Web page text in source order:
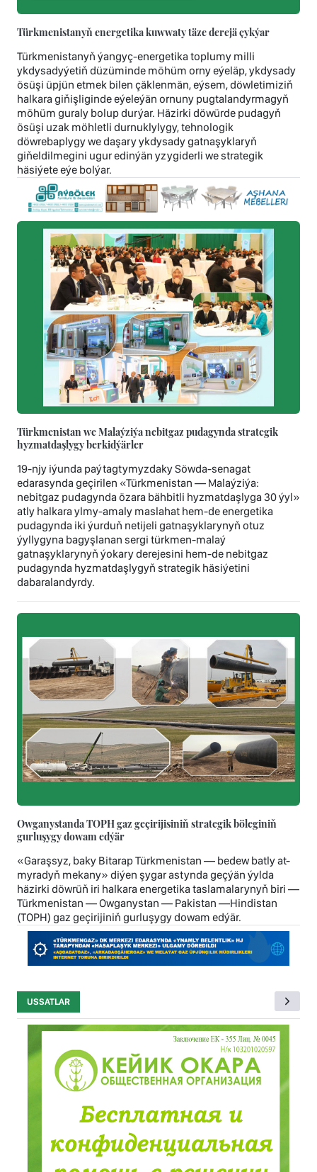
Türkmenistanyň energetika kuwwaty täze derejä çykýar
Türkmenistanyň ýangyç-energetika toplumy milli
ykdysadyýetiň düzüminde möhüm orny eýeläp, ykdysady
ösüşi üpjün etmek bilen çäklenmän, eýsem, döwletimiziň
halkara giňişliginde eýeleýän ornuny pugtalandyrmagyň
möhüm guraly bolup durýar. Häzirki döwürde pudagyň
ösüşi uzak möhletli durnuklylygy, tehnologik
döwrebaplygy we daşary ykdysady gatnaşyklaryň
giňeldilmegini ugur edinýän yzygiderli we strategik
häsiýete eýe bolýar.
Türkmenistan we Malaýziýa nebitgaz pudagynda strategik
hyzmatdaşlygy berkidýärler
19-njy iýunda paýtagtymyzdaky Söwda-senagat
edarasynda geçirilen «Türkmenistan — Malaýziýa:
nebitgaz pudagynda özara bähbitli hyzmatdaşlyga 30 ýyl»
atly halkara ylmy-amaly maslahat hem-de energetika
pudagynda iki ýurduň netijeli gatnaşyklarynyň otuz
ýyllygyna bagyşlanan sergi türkmen-malaý
gatnaşyklarynyň ýokary derejesini hem-de nebitgaz
pudagynda hyzmatdaşlygyň strategik häsiýetini
dabaralandyrdy.
Owganystanda TOPH gaz geçirijisiniň strategik böleginiň
gurluşygy dowam edýär
«Garaşsyz, baky Bitarap Türkmenistan — bedew batly at-
myradyň mekany» diýen şygar astynda geçýän ýylda
häzirki döwrüň iri halkara energetika taslamalarynyň biri —
Türkmenistan — Owganystan — Pakistan —Hindistan
(TOPH) gaz geçirijiniň gurluşygy dowam edýär.
USSATLAR